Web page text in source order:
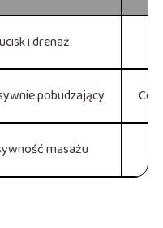
i drenaż
pobudzający
masażu